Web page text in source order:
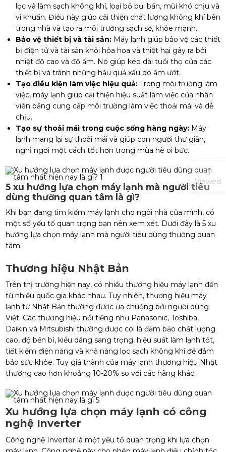
lọc và làm sạch không khí, loại bỏ bụi bẩn, mùi khó chịu và
vi khuẩn. Điều này giúp cải thiện chất lượng không khí bên
trong nhà và tạo ra môi trường sạch sẽ, khỏe mạnh.
Bảo vệ thiết bị và tài sản:Máy lạnh giúp bảo vệ các thiết
bị điện tử và tài sản khỏi hỏa họa và thiệt hại gây ra bởi
nhiệt độ cao và độ ẩm. Nó giúp kéo dài tuổi thọ của các
thiết bị và tránh những hậu quả xấu do ẩm ướt.
Tạo điều kiện làm việc hiệu quả:Trong môi trường làm
việc, máy lạnh giúp cải thiện hiệu suất làm việc của nhân
viên bằng cung cấp môi trường làm việc thoải mái và dễ
chịu.
Tạo sự thoải mái trong cuộc sống hàng ngày: Máy
lạnh mang lại sự thoải mái và giúp con người thư giãn,
nghỉ ngơi một cách tốt hơn trong mùa hè oi bức.
5 xu hướng lựa chọn máy lạnh mà người tiêu
dùng thường quan tâm là gì?
Khi bạn đang tìm kiếm máy lạnh cho ngôi nhà của mình, có
một số yếu tố quan trọng bạn nên xem xét. Dưới đây là 5 xu
hướng lựa chọn máy lạnh mà người tiêu dùng thường quan
tâm:
Thương hiệu Nhật Bản
Trên thị trường hiện nay, có nhiều thương hiệu máy lạnh đến
từ nhiều quốc gia khác nhau. Tuy nhiên, thương hiệu máy
lạnh từ Nhật Bản thường được ưa chuộng bởi người dùng
Việt. Các thương hiệu nổi tiếng như Panasonic, Toshiba,
Daikin và Mitsubishi thường được coi là đảm bảo chất lượng
cao, độ bền bỉ, kiểu dáng sang trọng, hiệu suất làm lạnh tốt,
tiết kiệm điện năng và khả năng lọc sạch không khí để đảm
bảo sức khỏe. Tuy giá thành của máy lạnh thương hiệu Nhật
thường cao hơn khoảng 10-20% so với các hãng khác.
Xu hướng lựa chọn máy lạnh có công
nghệ Inverter
Công nghệ Inverter là một yếu tố quan trọng khi lựa chọn
Viewed